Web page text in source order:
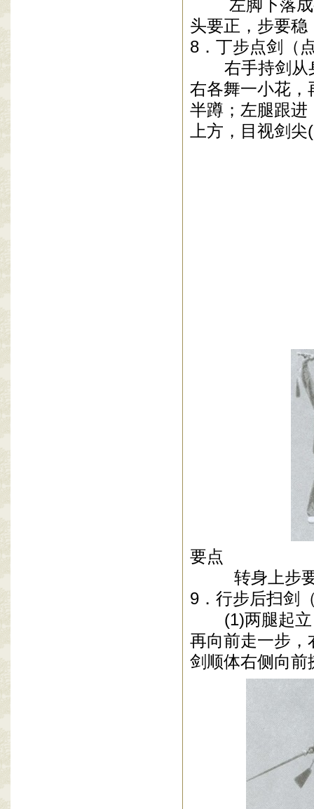
左脚下落成歇
头要正，步要
8 ．丁步点剑（
右手持剑从身
右各舞一小花，
半蹲；左腿跟进
上方，目视剑尖(
要点
转身上步
9 ．行步后扫剑
(1)两腿起
再向前走一步，
剑顺体右侧向前